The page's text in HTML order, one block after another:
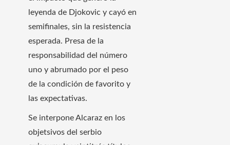
leyenda de Djokovic y cayó en
semifinales, sin la resistencia
esperada. Presa de la
responsabilidad del número
uno y abrumado por el peso
de la condición de favorito y
las expectativas.
Se interpone Alcaraz en los
objetsivos del serbio